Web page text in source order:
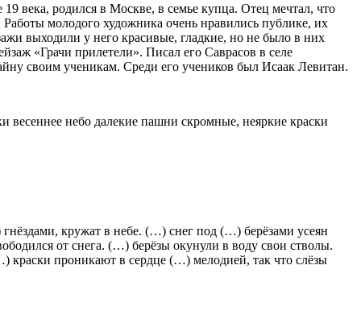
века, родился в Москве, в семье купца. Отец мечтал, что
молодого художника очень нравились публике, их
выходили у него красивые, гладкие, но не было в них
«Грачи прилетели». Писал его Саврасов в селе
своим ученикам. Среди его учеников был Исаак Левитан.
весеннее небо далекие пашни скромные, неяркие краски
кружат в небе. (…) снег под (…) берёзами усеян
от снега. (…) берёзы окунули в воду свои стволы.
проникают в сердце (…) мелодией, так что слёзы